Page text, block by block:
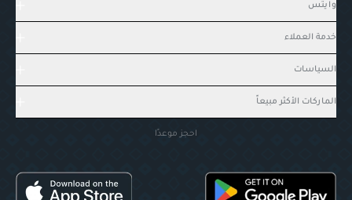
وايتس
خدمة العملاء
السياسات
الماركات الأكثر مبيعاً
احجز موعدًا